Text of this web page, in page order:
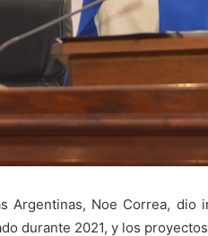
Argentinas, Noe Correa,
durante 2021, y los